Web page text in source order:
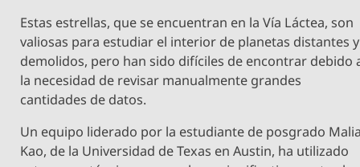
Estas estrellas, que se encuentran en la Vía Láctea, son
valiosas para estudiar el interior de planetas distantes y
demolidos, pero han sido difíciles de encontrar debido
la necesidad de revisar manualmente grandes
cantidades de datos.
Un equipo liderado por la estudiante de posgrado
Kao, de la Universidad de Texas en Austin, ha utilizado